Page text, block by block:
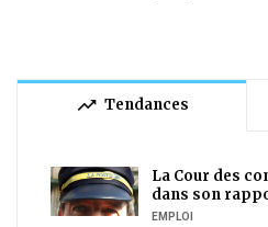
trending_up Tendances
La Cour des
dans son
EMPLOI